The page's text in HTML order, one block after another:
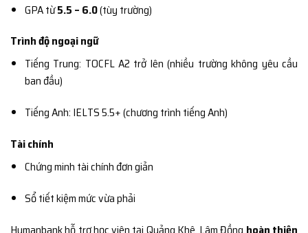
GPA từ5.5 – 6.0(tùy trường)
Trình độ ngoại ngữ
Tiếng Trung: TOCFL A2 trở lên (nhiều trường không yêu cầu
ban đầu)
Tiếng Anh: IELTS 5.5+ (chương trình tiếng Anh)
Tài chính
Chứng minh tài chính đơn giản
Sổ tiết kiệm mức vừa phải